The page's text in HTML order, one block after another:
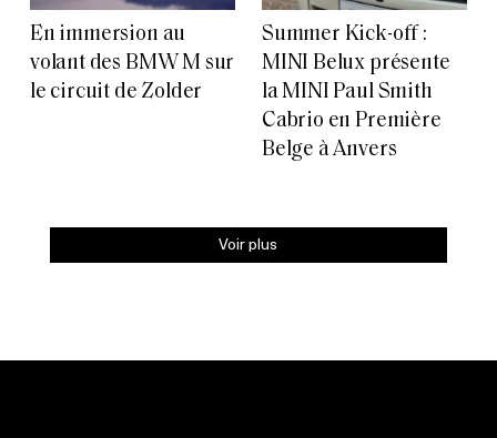
En immersion au
volant des BMW M sur
le circuit de Zolder
Summer Kick-off :
MINI Belux présente
la MINI Paul Smith
Cabrio en Première
Belge à Anvers
Voir plus